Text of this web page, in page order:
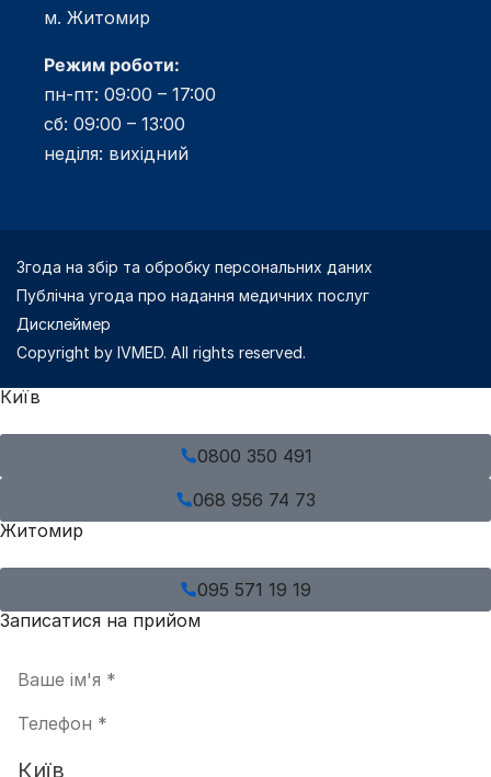
м. Житомир
Режим роботи:
пн-пт: 09:00 – 17:00
сб: 09:00 – 13:00
неділя: вихідний
Згода на збір та обробку персональних даних
Публічна угода про надання медичних послуг
Дисклеймер
Copyright by IVMED. All rights reserved.
Київ
0800 350 491
068 956 74 73
Житомир
095 571 19 19
Записатися на прийом